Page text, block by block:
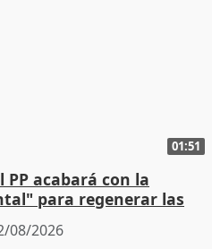
01:51
acabará con la
para regenerar las
08/2026